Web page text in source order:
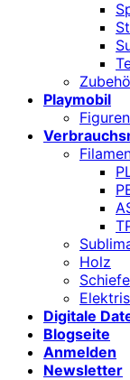
Playmobil
Figuren
Holz
Digitale
Blogseite
Anmelden
Newsletter